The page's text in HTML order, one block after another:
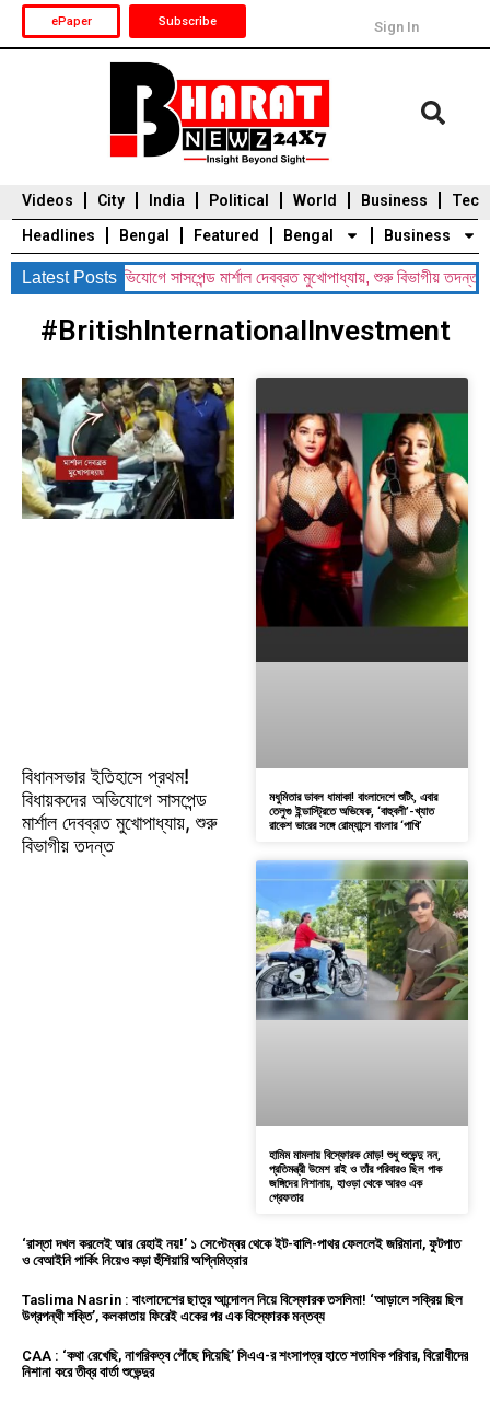
ePaper Subscribe Sign In
Videos City India Political World Business
Tech
Headlines
Bengal Featured Bengal
Durga Puja 2025
Business
Auto
Latest Posts
বিধায়কদের অভিযোগে সাসপেন্ড মার্শাল দেবব্রত মুখোপাধ্যায়, শুরু বিভাগীয় তদন্ত
#BritishInternationalInvestment
বিধানসভার ইতিহাসে প্রথম!
বিধায়কদের অভিযোগে সাসপেন্ড
মার্শাল দেবব্রত মুখোপাধ্যায়, শুরু
বিভাগীয় তদন্ত
মধুমিতার ডাবল ধামাকা! বাংলাদেশে শুটিং, এবার
তেলুগু ইন্ডাস্ট্রিতে অভিষেক, ‘বাহুবলী’-খ্যাত
রাকেশ ভারের সঙ্গে রোম্যান্সে বাংলার ‘পাখি’
হামিম মামলায় বিস্ফোরক মোড়! শুধু শুভেন্দু নন,
প্রতিমন্ত্রী উমেশ রাই ও তাঁর পরিবারও ছিল পাক
জঙ্গিদের নিশানায়, হাওড়া থেকে আরও এক
গ্রেফতার
‘রাস্তা দখল করলেই আর রেহাই নয়!’ ১ সেপ্টেম্বর থেকে ইট-বালি-পাথর ফেললেই জরিমানা, ফুটপাত
ও বেআইনি পার্কিং নিয়েও কড়া হুঁশিয়ারি অগ্নিমিত্রার
Taslima Nasrin : বাংলাদেশের ছাত্র আন্দোলন নিয়ে বিস্ফোরক তসলিমা! ‘আড়ালে সক্রিয় ছিল
উগ্রপন্থী শক্তি’, কলকাতায় ফিরেই একের পর এক বিস্ফোরক মন্তব্য
CAA : ‘কথা রেখেছি, নাগরিকত্ব পৌঁছে দিয়েছি’ সিএএ-র শংসাপত্র হাতে শতাধিক পরিবার, বিরোধীদের
নিশানা করে তীব্র বার্তা শুভেন্দুর